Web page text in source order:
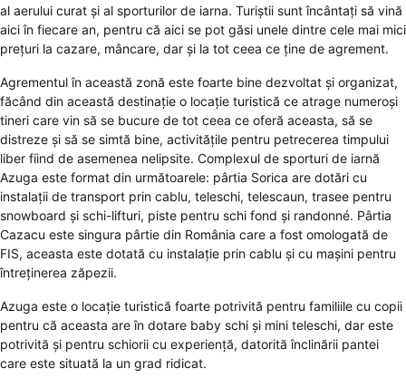
al aerului curat și al sporturilor de iarna. Turiștii sunt încântați să vină
aici în fiecare an, pentru că aici se pot găsi unele dintre cele mai mici
prețuri la cazare, mâncare, dar și la tot ceea ce ține de agrement.
Agrementul în această zonă este foarte bine dezvoltat și organizat,
făcând din această destinație o locație turistică ce atrage numeroși
tineri care vin să se bucure de tot ceea ce oferă aceasta, să se
distreze și să se simtă bine, activitățile pentru petrecerea timpului
liber fiind de asemenea nelipsite. Complexul de sporturi de iarnă
Azuga este format din următoarele: pârtia Sorica are dotări cu
instalații de transport prin cablu, teleschi, telescaun, trasee pentru
snowboard și schi-lifturi, piste pentru schi fond și randonné. Pârtia
Cazacu este singura pârtie din România care a fost omologată de
FIS, aceasta este dotată cu instalație prin cablu și cu mașini pentru
întreținerea zăpezii.
Azuga este o locație turistică foarte potrivită pentru familiile cu copii
pentru că aceasta are în dotare baby schi și mini teleschi, dar este
potrivită și pentru schiorii cu experiență, datorită înclinării pantei
care este situată la un grad ridicat.